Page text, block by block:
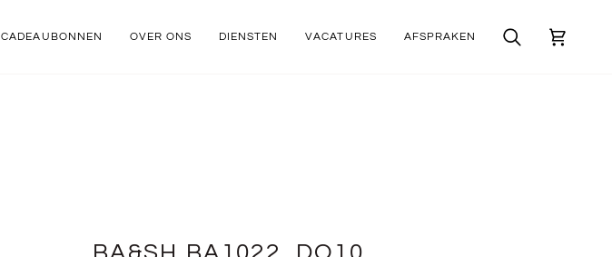
CADEAUBONNEN OVER ONS DIENSTEN VACATURES AFSPRAKEN
Zoek